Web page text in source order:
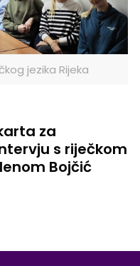
jezika Rijeka
za
s riječkom
Bojčić